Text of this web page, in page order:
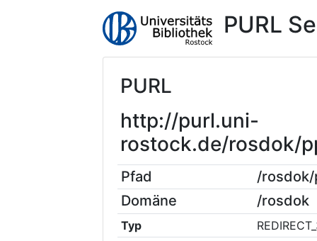
PURL
PURL
http://purl.uni-
rostock.de/rosdok/
Pfad
/
Domäne
/rosdok
Typ